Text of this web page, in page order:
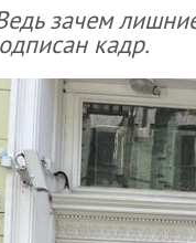
зачем
кадр.